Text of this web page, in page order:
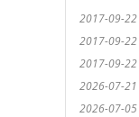
2017-09-22
2017-09-22
2017-09-22
2026-07-21
2026-07-05